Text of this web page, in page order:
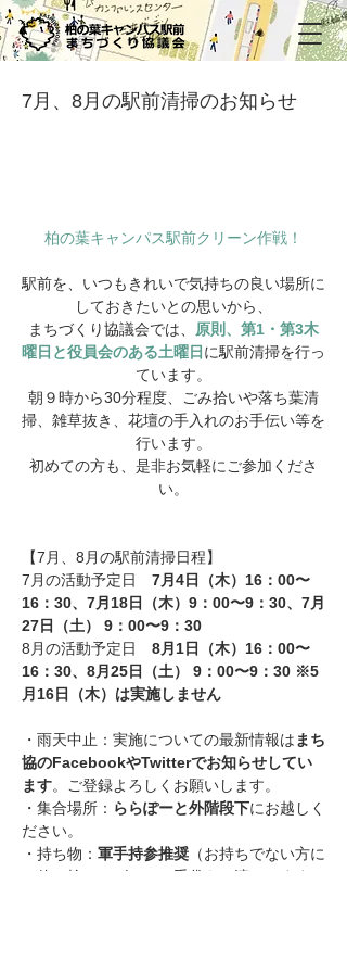
7月、8月の駅前清掃のお知らせ
柏の葉キャンパス駅前クリーン作戦！
駅前を、いつもきれいで気持ちの良い場所に
しておきたいとの思いから、
まちづくり協議会では、
原則、第1・第3木
曜日と役員会のある土曜日 に駅前清掃を行っ
ています。
朝９時から30分程度、ごみ拾いや落ち葉清
掃、雑草抜き、花壇の手入れのお手伝い等を
行います。
初めての方も、是非お気軽にご参加くださ
い。
【7月、8月の駅前清掃日程】
7月の活動予定日 7月4日（木）16：00〜
16：30、7月18日（木）9：00〜9：30、7月
27日（土）
9：00〜9：30
8月の活動予定日 8月1日（木）16：00〜
16：30、8月25日（土）
9：00〜9：30 ※5
月16日（木）は実施しません
・ 雨天中止：実施についての最新情報は まち
協のFacebookやTwitterでお知らせしてい
ます。ご登録よろしくお願いします。
・ 集合場所： ららぽーと外階段下にお越しく
ださい。
・ 持ち物： 軍手持参推奨 （お持ちでない方に
は使い捨てのビニール手袋をお渡しします）